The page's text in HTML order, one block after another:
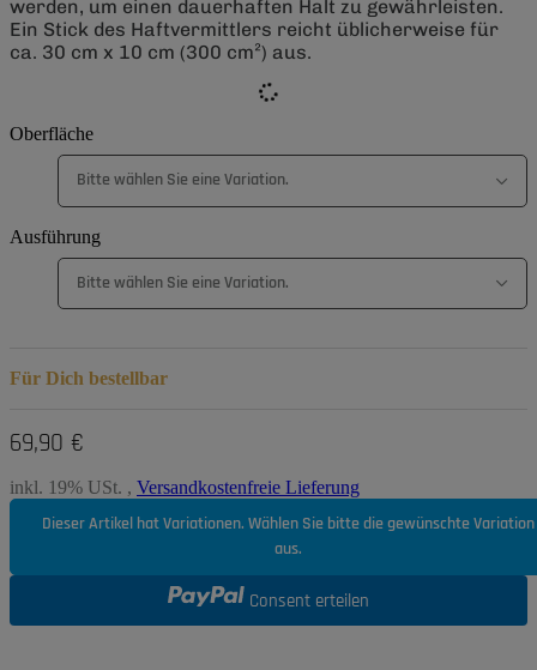
werden, um einen dauerhaften Halt zu gewährleisten.
Ein Stick des Haftvermittlers reicht üblicherweise für
ca. 30 cm x 10 cm (300 cm²) aus.
Oberfläche
Bitte wählen Sie eine Variation.
Ausführung
Bitte wählen Sie eine Variation.
Für Dich bestellbar
69,90 €
inkl. 19% USt. , Versandkostenfreie Lieferung
Dieser Artikel hat Variationen. Wählen Sie bitte die gewünschte Variation
aus.
Consent erteilen